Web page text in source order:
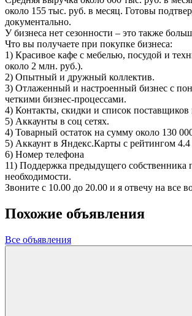
около 155 тыс. руб. в месяц. Готовы
документально.
У бизнеса нет сезонности – это также
Что вы получаете при покупке бизнеса:
1) Красивое кафе с мебелью, посудой и
около 2 млн. руб.).
2) Опытный и дружный коллектив.
3) Отлаженный и настроенный бизнес с
четкими бизнес-процессами.
4) Контакты, скидки и список поставщиков
5) Аккаунты в соц сетях.
4) Товарный остаток на сумму около 130
5) Аккаунт в Яндекс.Карты с рейтингом 4.4
6) Номер телефона
11) Поддержка предыдущего собственника
необходимости.
Звоните с 10.00 до 20.00 и я отвечу на все
Похожие объявления
Все объявления